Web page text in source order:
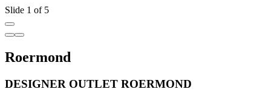
Slide 1 of 5
Roermond
DESIGNER OUTLET ROERMOND